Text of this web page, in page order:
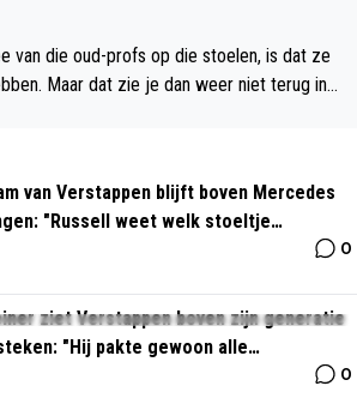
van die oud-profs op die stoelen, is dat ze
Maar dat zie je dan weer niet terug in
van Verstappen blijft boven Mercedes
"Russell weet welk stoeltje
0
ziet Verstappen boven zijn generatie
"Hij pakte gewoon alle
0